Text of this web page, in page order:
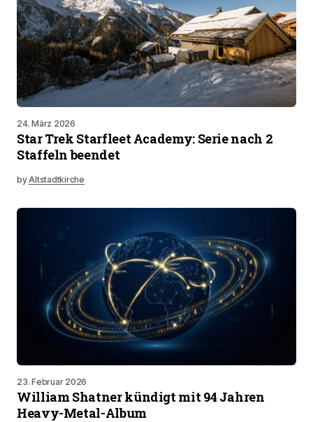
24. März 2026
Star Trek Starfleet Academy: Serie nach 2
Staffeln beendet
byAltstadtkirche
23. Februar 2026
William Shatner kündigt mit 94 Jahren
Heavy-Metal-Album